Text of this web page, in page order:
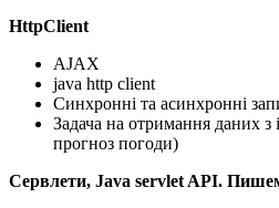
HttpClient
AJAX
java http client
Синхронні та асинхронні
Задача на отримання даних з
прогноз погоди)
Сервлети, Java servlet API.